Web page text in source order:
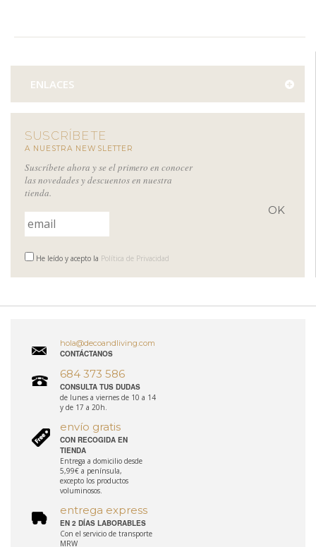
ENLACES
SUSCRÍBETE
A NUESTRA NEWSLETTER
Suscríbete ahora y se el primero en conocer
las novedades y descuentos en nuestra
tienda.
He leído y acepto la Política de Privacidad
hola@decoandliving.com
CONTÁCTANOS
684 373 586
CONSULTA TUS DUDAS
de lunes a viernes de 10 a 14
y de 17 a 20h.
envío gratis
CON RECOGIDA EN
TIENDA
Entrega a domicilio desde
5,99€ a península,
excepto los productos
voluminosos.
entrega express
EN 2 DÍAS LABORABLES
Con el servicio de transporte
MRW